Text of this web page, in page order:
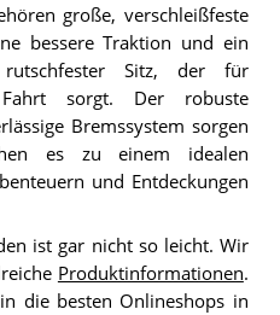
große, verschleißfeste
bessere Traktion und ein
rutschfester Sitz, der für
sorgt. Der robuste
Bremssystem sorgen
es zu einem idealen
und Entdeckungen
ist gar nicht so leicht. Wir
Produktinformationen.
die besten Onlineshops in